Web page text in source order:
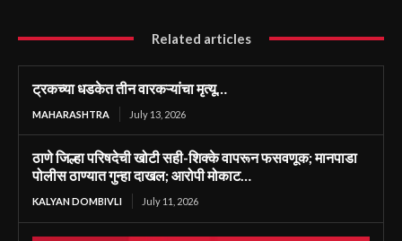
Related articles
ट्रकच्या धडकेत तीन वारकऱ्यांचा मृत्यू…
MAHARASHTRA July 13, 2026
ठाणे जिल्हा परिषदेची खोटी सही-शिक्के वापरून फसवणूक; मानपाडा
पोलीस ठाण्यात गुन्हा दाखल; आरोपी मोकाट…
KALYAN DOMBIVLI July 11, 2026